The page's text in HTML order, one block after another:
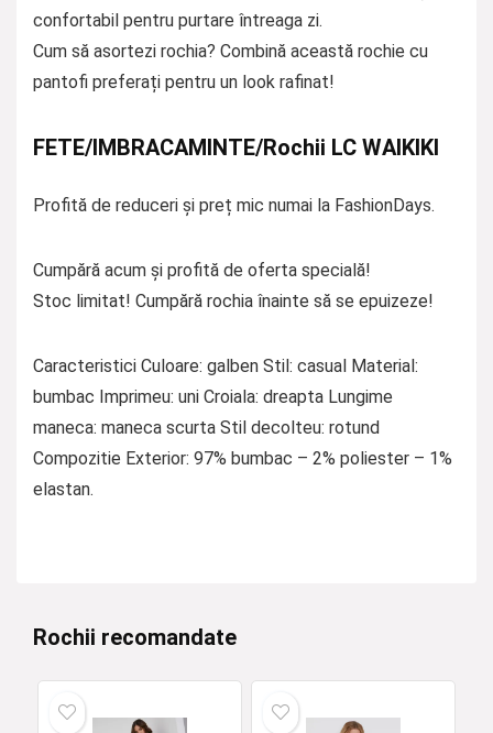
confortabil pentru purtare întreaga zi.
Cum să asortezi rochia? Combină această rochie cu
pantofi preferați pentru un look rafinat!
FETE/IMBRACAMINTE/Rochii LC WAIKIKI
Profită de reduceri și preț mic numai la FashionDays.
Cumpără acum și profită de oferta specială!
Stoc limitat! Cumpără rochia înainte să se epuizeze!
Caracteristici Culoare: galben Stil: casual Material:
bumbac Imprimeu: uni Croiala: dreapta Lungime
maneca: maneca scurta Stil decolteu: rotund
Compozitie Exterior: 97% bumbac – 2% poliester – 1%
elastan.
Rochii recomandate